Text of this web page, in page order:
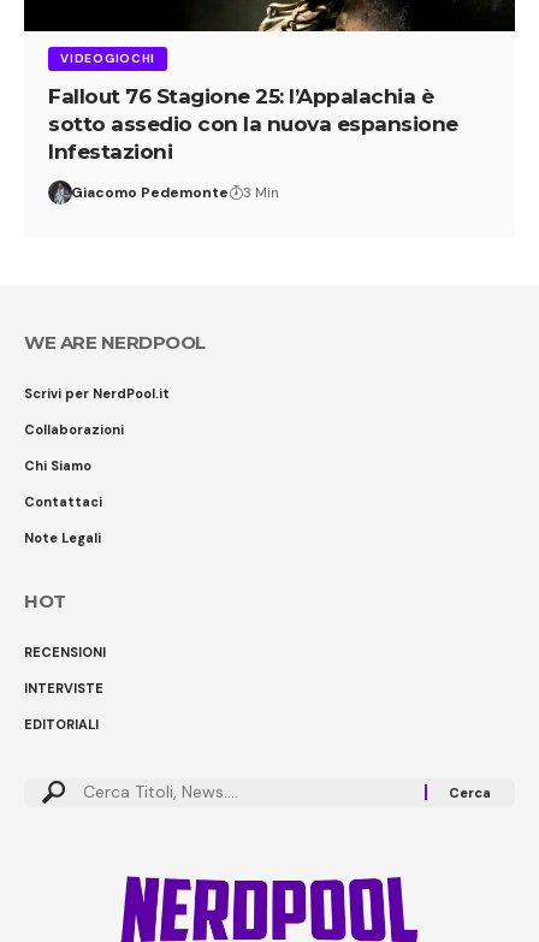
VIDEOGIOCHI
Fallout 76 Stagione 25: l’Appalachia è
sotto assedio con la nuova espansione
Infestazioni
Giacomo Pedemonte 3 Min
WE ARE NERDPOOL
Scrivi per NerdPool.it
Collaborazioni
Chi Siamo
Contattaci
Note Legali
HOT
RECENSIONI
INTERVISTE
EDITORIALI